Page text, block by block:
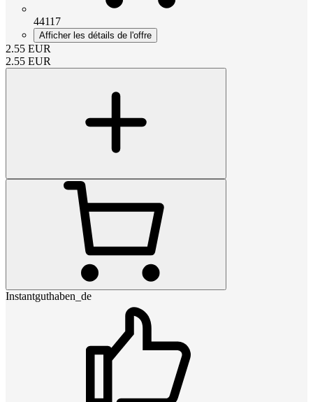
44117
Afficher les détails de l'offre
2.55 EUR
2.55 EUR
Instantguthaben_de